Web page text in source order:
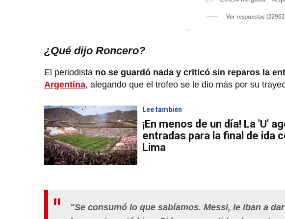
¿Qué dijo Roncero?
El periodista no se guardó nada y criticó sin reparos la
Argentina, alegando que el trofeo se le dio más por su
Lee también
¡En menos de un día! La 'U'
entradas para la final de ida
Lima
"Se consumó lo que sabíamos. Messi, le iban a